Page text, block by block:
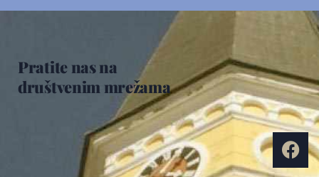
Pratite nas na
društvenim mrežama